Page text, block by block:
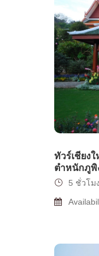
ทัวร์เชียง
ตำหนักภูพิ
5 ชั่วโมง